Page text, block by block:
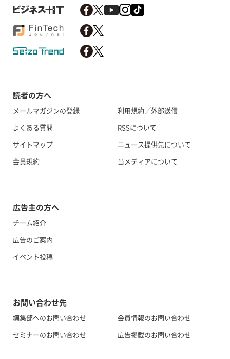
読者の方へ
メールマガジンの登録
よくある質問
サイトマップ
会員規約
利用規約／外部送信
RSSについて
ニュース提供先について
当メディアについて
広告主の方へ
チーム紹介
広告のご案内
イベント投稿
お問い合わせ先
編集部へのお問い合わせ
セミナーのお問い合わせ
会員情報のお問い合わせ
広告掲載のお問い合わせ